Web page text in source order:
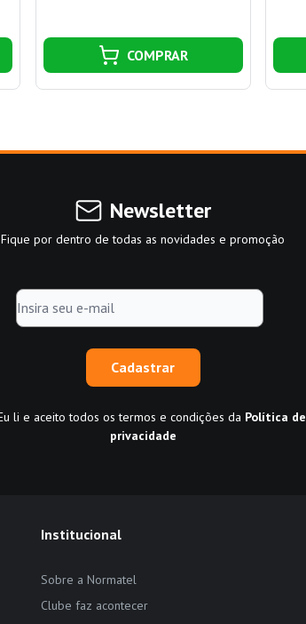
COMPRAR
Newsletter
Fique por dentro de todas as novidades e promoção
Cadastrar
li e aceito todos os termos e condições da Política de
privacidade
Institucional
Sobre a Normatel
Clube faz acontecer